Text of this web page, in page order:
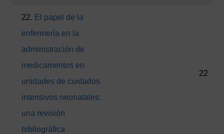
22. El papel de la
enfermería en la
administración de
medicamentos en
unidades de cuidados
intensivos neonatales:
una revisión
bibliográfica
22